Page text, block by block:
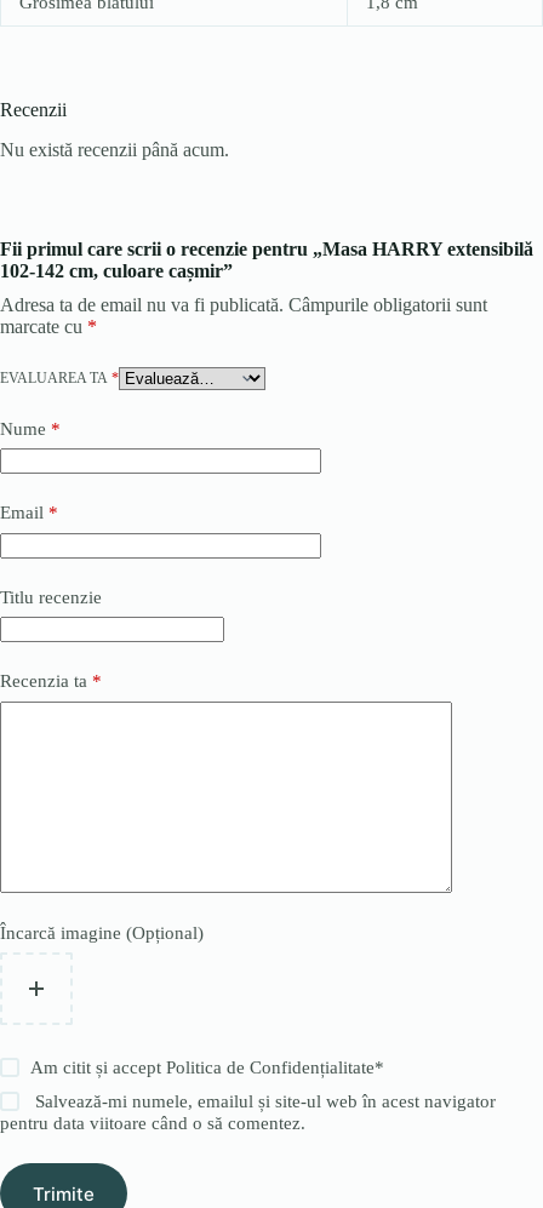
Recenzii
Nu există recenzii până acum.
Fii primul care scrii o recenzie pentru „Masa HARRY extensibilă
102-142 cm, culoare cașmir”
Adresa ta de email nu va fi publicată. Câmpurile obligatorii sunt
marcate cu *
EVALUAREA TA *
Nume *
Email *
Titlu recenzie
Recenzia ta *
Încarcă imagine (Opțional)
Am citit și acceptPolitica de Confidențialitate*
Salvează-mi numele, emailul și site-ul web în acest navigator
pentru data viitoare când o să comentez.
Trimite